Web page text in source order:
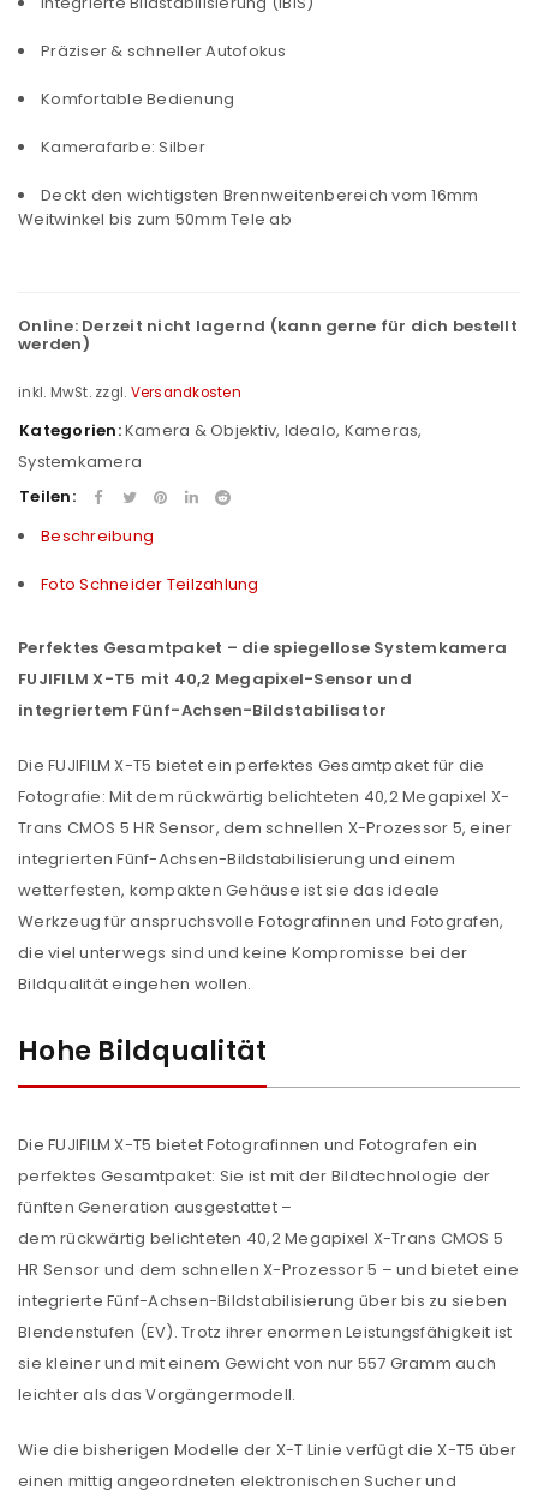
Präziser & schneller Autofokus
Komfortable Bedienung
Kamerafarbe: Silber
Deckt den wichtigsten Brennweitenbereich vom 16mm
Weitwinkel bis zum 50mm Tele ab
Online: Derzeit nicht lagernd (kann gerne für dich bestellt
werden)
inkl. MwSt. zzgl. Versandkosten
Kategorien:Kamera & Objektiv, Idealo, Kameras,
Systemkamera
Teilen:
Beschreibung
Foto Schneider Teilzahlung
Perfektes Gesamtpaket – die spiegellose Systemkamera
FUJIFILM X-T5 mit 40,2 Megapixel-Sensor und
integriertem Fünf-Achsen-Bildstabilisator
Die FUJIFILM X-T5 bietet ein perfektes Gesamtpaket für die
Fotografie: Mit dem rückwärtig belichteten 40,2 Megapixel X-
Trans CMOS 5 HR Sensor, dem schnellen X-Prozessor 5, einer
integrierten Fünf-Achsen-Bildstabilisierung und einem
wetterfesten, kompakten Gehäuse ist sie das ideale
Werkzeug für anspruchsvolle Fotografinnen und Fotografen,
die viel unterwegs sind und keine Kompromisse bei der
Bildqualität eingehen wollen.
Hohe Bildqualität
Die FUJIFILM X-T5 bietet Fotografinnen und Fotografen ein
perfektes Gesamtpaket: Sie ist mit der Bildtechnologie der
fünften Generation ausgestattet –
dem rückwärtig belichteten 40,2 Megapixel X-Trans CMOS 5
HR Sensor und dem schnellen X-Prozessor 5 – und bietet eine
integrierte Fünf-Achsen-Bildstabilisierung über bis zu sieben
Blendenstufen (EV). Trotz ihrer enormen Leistungsfähigkeit ist
sie kleiner und mit einem Gewicht von nur 557 Gramm auch
leichter als das Vorgängermodell.
Wie die bisherigen Modelle der X-T Linie verfügt die X-T5 über
einen mittig angeordneten elektronischen Sucher und